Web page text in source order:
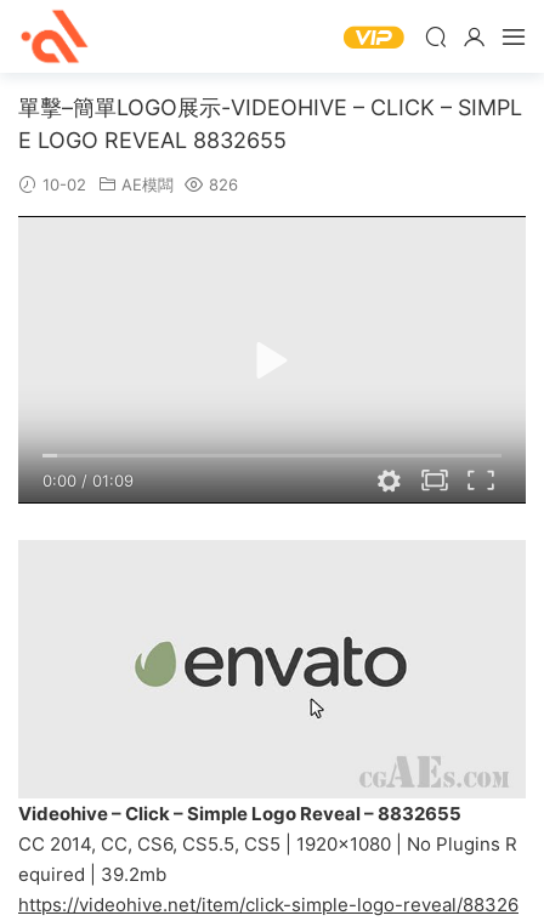
單擊–簡單LOGO展示-VIDEOHIVE – CLICK – SIMPL
E LOGO REVEAL 8832655
10-02 AE模闆 826
0:00/01:09
Videohive – Click – Simple Logo Reveal – 8832655
CC 2014, CC, CS6, CS5.5, CS5 | 1920×1080 | No Plugins R
equired | 39.2mb
https://videohive.net/item/click-simple-logo-reveal/88326